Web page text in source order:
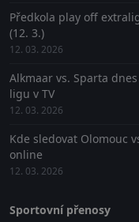
Předkola play off
(12. 3.)
12. 03. 2026
Alkmaar vs. Sparta
ligu v TV
12. 03. 2026
Kde sledovat Olomouc
online
12. 03. 2026
Sportovní přenosy